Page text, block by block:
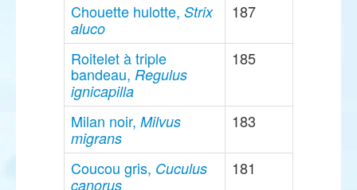
Chouette hulotte, Strix
aluco
187
Roitelet à triple
bandeau, Regulus
ignicapilla
185
Milan noir, Milvus
migrans
183
Coucou gris, Cuculus
canorus
181